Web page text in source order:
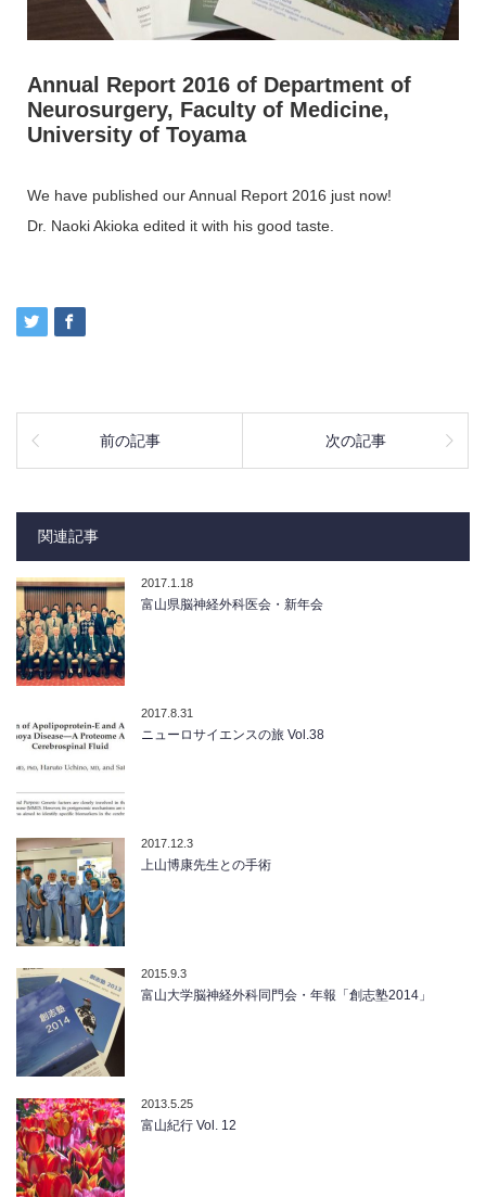
Annual Report 2016 of Department of
Neurosurgery, Faculty of Medicine,
University of Toyama
We have published our Annual Report 2016 just now!
Dr. Naoki Akioka edited it with his good taste.
前の記事 次の記事
関連記事
2017.1.18
富山県脳神経外科医会・新年会
2017.8.31
ニューロサイエンスの旅 Vol.38
2017.12.3
上山博康先生との手術
2015.9.3
富山大学脳神経外科同門会・年報「創志塾2014」
2013.5.25
富山紀行 Vol. 12